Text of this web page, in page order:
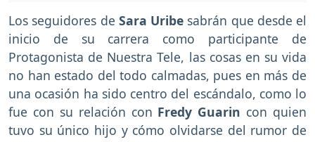
Los seguidores de Sara Uribe sabrán que desde el
inicio de su carrera como participante de
Protagonista de Nuestra Tele, las cosas en su vida
no han estado del todo calmadas, pues en más de
una ocasión ha sido centro del escándalo, como lo
fue con su relación con Fredy Guarin con quien
tuvo su único hijo y cómo olvidarse del rumor de